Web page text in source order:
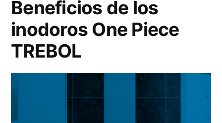
Beneficios de los
inodoros One Piece
TREBOL